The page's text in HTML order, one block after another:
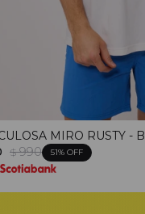
MIRO RUSTY -
$ 990 51